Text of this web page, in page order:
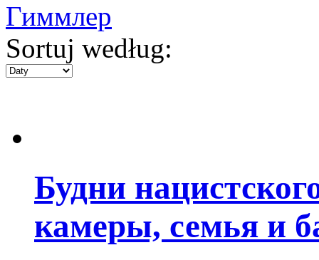
Гиммлер
Sortuj według:
Будни
камеры, семья и